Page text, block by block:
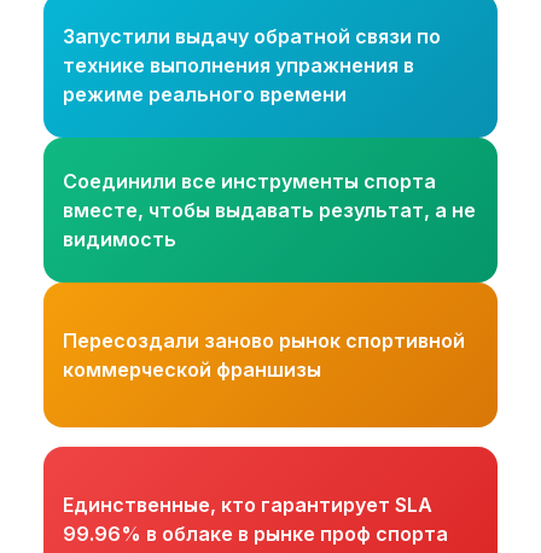
Запустили выдачу обратной связи по
технике выполнения упражнения в
режиме реального времени
Соединили все инструменты спорта
вместе, чтобы выдавать результат, а не
видимость
Пересоздали заново рынок спортивной
коммерческой франшизы
Единственные, кто гарантирует SLA
99.96% в облаке в рынке проф спорта